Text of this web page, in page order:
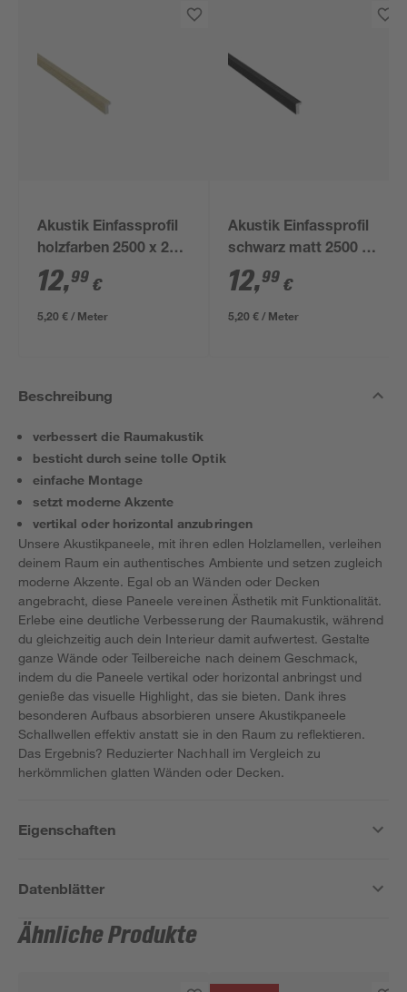
Akustik Einfassprofil
holzfarben 2500 x 24
mm
12,99 €
5,20 € / Meter
Akustik Einfassprofil
schwarz matt 2500 x
24 mm
12,99 €
5,20 € / Meter
Beschreibung
verbessert die Raumakustik
besticht durch seine tolle Optik
einfache Montage
setzt moderne Akzente
vertikal oder horizontal anzubringen
Unsere Akustikpaneele, mit ihren edlen Holzlamellen, verleihen
deinem Raum ein authentisches Ambiente und setzen zugleich
moderne Akzente. Egal ob an Wänden oder Decken
angebracht, diese Paneele vereinen Ästhetik mit Funktionalität.
Erlebe eine deutliche Verbesserung der Raumakustik, während
du gleichzeitig auch dein Interieur damit aufwertest. Gestalte
ganze Wände oder Teilbereiche nach deinem Geschmack,
indem du die Paneele vertikal oder horizontal anbringst und
genieße das visuelle Highlight, das sie bieten. Dank ihres
besonderen Aufbaus absorbieren unsere Akustikpaneele
Schallwellen effektiv anstatt sie in den Raum zu reflektieren.
Das Ergebnis? Reduzierter Nachhall im Vergleich zu
herkömmlichen glatten Wänden oder Decken.
Eigenschaften
Datenblätter
Ähnliche Produkte